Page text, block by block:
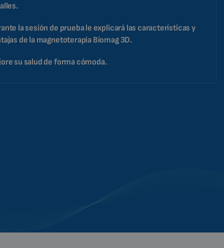
la sesión de prueba le explicará las características y
de la magnetoterapia Biomag 3D.
su salud de forma cómoda.